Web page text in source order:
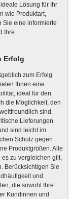
Lösung für Ihr
wie Produktart,
Sie eine informierte
Ihre
Erfolg
zum Erfolg
Ihnen eine
ideal für den
die Möglichkeit, den
sind.
Lieferungen
sind leicht im
Schutz gegen
Produktgrößen. Alle
zu vergleichen gilt,
Berücksichtigen Sie
und
die sowohl Ihre
Kundinnen und